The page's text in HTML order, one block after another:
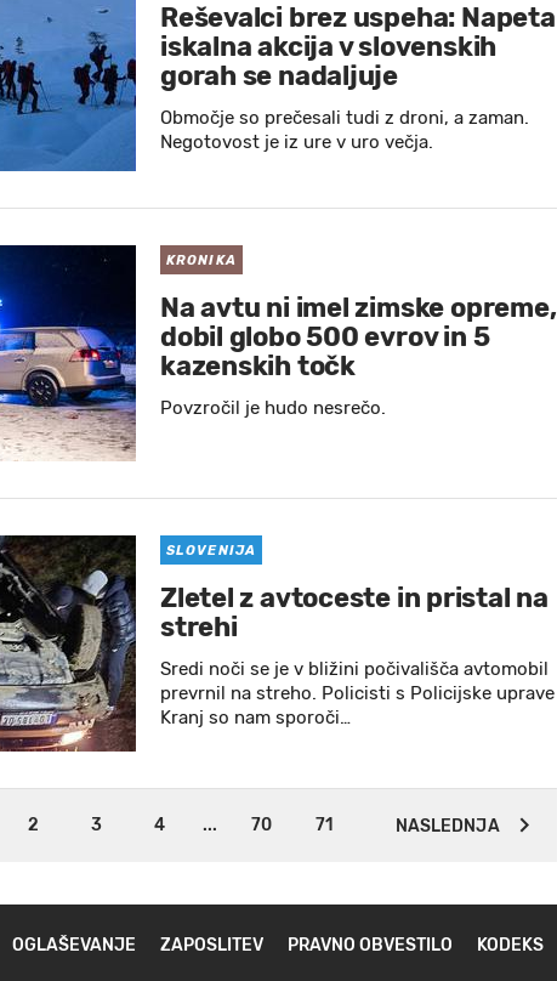
Reševalci brez uspeha: Napeta
iskalna akcija v slovenskih
gorah se nadaljuje
Območje so prečesali tudi z droni, a zaman.
Negotovost je iz ure v uro večja.
KRONIKA
Na avtu ni imel zimske opreme,
dobil globo 500 evrov in 5
kazenskih točk
Povzročil je hudo nesrečo.
SLOVENIJA
Zletel z avtoceste in pristal na
strehi
Sredi noči se je v bližini počivališča avtomobil
prevrnil na streho. Policisti s Policijske uprave
Kranj so nam sporoči…
2 3 4 ... 70 71 NASLEDNJA
OGLAŠEVANJE ZAPOSLITEV PRAVNO OBVESTILO KODEKS